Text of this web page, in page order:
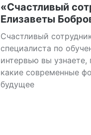
«Счастливый
Елизаветы
Счастливый
специалиста по
интервью вы
какие современные
будущее